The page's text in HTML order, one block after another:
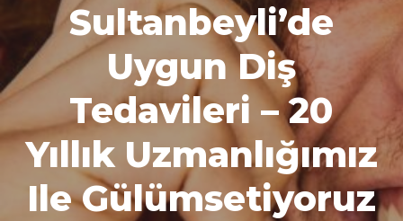
Sultanbeyli’de
Uygun Diş
Tedavileri – 20
Yıllık Uzmanlığımız
Ile Gülümsetiyoruz